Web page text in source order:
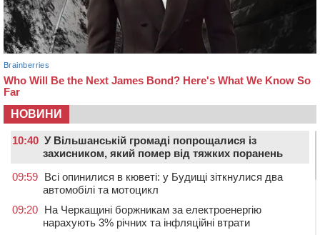
НОВИНИ
10:40 У Вільшанській громаді попрощалися із
захисником, який помер від тяжких поранень
09:59 Всі опинилися в кюветі: у Будищі зіткнулися два
автомобілі та мотоцикл
09:20 На Черкащині боржникам за електроенергію
нарахують 3% річних та інфляційні втрати